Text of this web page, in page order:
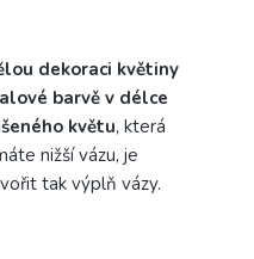
dekoraci květiny
barvě v délce
květu, která
nižší vázu, je
tak výplň vázy.